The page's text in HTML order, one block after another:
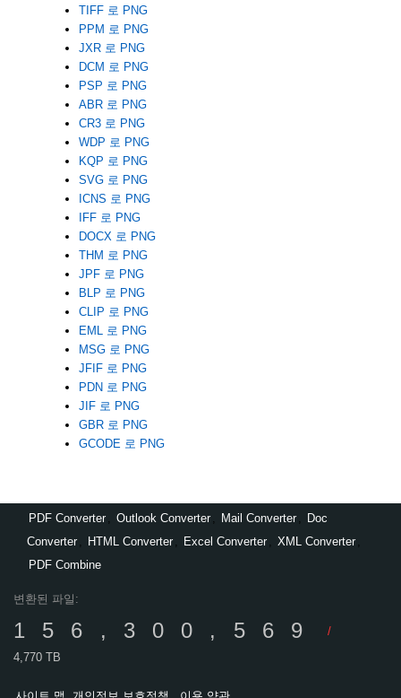
TIFF 로 PNG
PPM 로 PNG
JXR 로 PNG
DCM 로 PNG
PSP 로 PNG
ABR 로 PNG
CR3 로 PNG
WDP 로 PNG
KQP 로 PNG
SVG 로 PNG
ICNS 로 PNG
IFF 로 PNG
DOCX 로 PNG
THM 로 PNG
JPF 로 PNG
BLP 로 PNG
CLIP 로 PNG
EML 로 PNG
MSG 로 PNG
JFIF 로 PNG
PDN 로 PNG
JIF 로 PNG
GBR 로 PNG
GCODE 로 PNG
PDF Converter Outlook Converter Mail Converter
Doc
Converter
HTML Converter Excel Converter XML Converter
PDF Combine
변환된 파일:
156,300,569
/
4,770 TB